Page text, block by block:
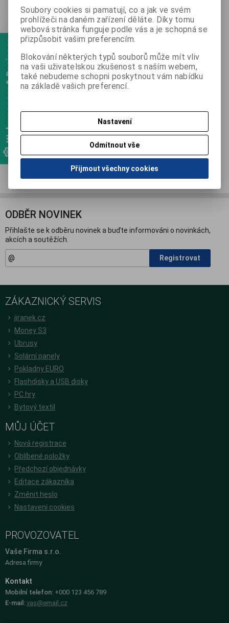
Webmanager & Designer

Porovnat Přidat do oblíbených Hlídací pes
Skladem:
Dotaz na výrobek
Doporučit výrobek
ODBĚR NOVINEK
Přihlašte se k odběru novinek a buďte informováni o novinkách,
akcích a soutěžích.
Registrovat
ZÁKAZNICKÝ SERVIS
jiranek.cz
Money S3
Ubrusy
Solární panely
Pokladny EURO
Flashdisky a USB disky
PC hry
Bytový textil
MŮJ ÚČET
Nová registrace
Oblíbené položky
Předchozí objednávky
Editace zákazníka
Změnit heslo
Nastavení cookies
PROVOZOVATEL
Vaše Firma s.r.o.
Adresa firmy
Kontakt
Mobilní telefon: +000 123 456 789
E-mail: vas@email.cz
Soubory cookies si pamatují, co a jak ve svém
prohlížeči na daném zařízení děláte. Díky tomu
webová stránka funguje podle vás a je schopná se
přizpůsobit vašim preferencím.
Blokování některých typů souborů může mít vliv
na vaši uživatelskou zkušenost s naším webem,
také nebudeme schopni poskytnout vám nabídku
na základě vašich preferencí.
Nastavení
Odmítnout vše
Přijmout všechny cookies